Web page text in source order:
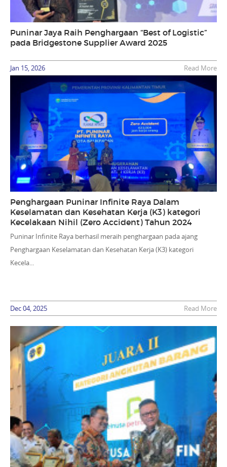
Puninar Jaya Raih Penghargaan “Best of Logistic”
pada Bridgestone Supplier Award 2025
Jan 15, 2026 Read More
Penghargaan Puninar Infinite Raya Dalam
Keselamatan dan Kesehatan Kerja (K3) kategori
Kecelakaan Nihil (Zero Accident) Tahun 2024
Puninar Infinite Raya berhasil meraih penghargaan pada ajang
Penghargaan Keselamatan dan Kesehatan Kerja (K3) kategori
Kecela...
Dec 04, 2025 Read More